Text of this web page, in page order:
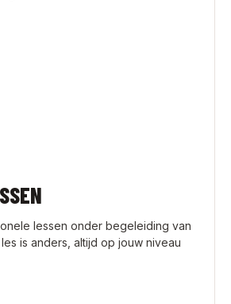
lessen onder begeleiding van
is anders, altijd op jouw niveau